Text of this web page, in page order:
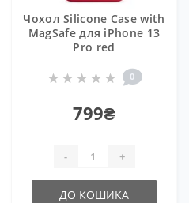
Чохол Silicone Case with
MagSafe для iPhone 13
Pro red
0
799₴
- +
ДО КОШИКА